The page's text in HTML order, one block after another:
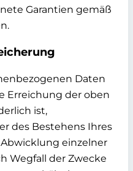
Garantien gemäß
Daten
Erreichung der oben
ist,
des Bestehens Ihres
einzelner
Wegfall der Zwecke